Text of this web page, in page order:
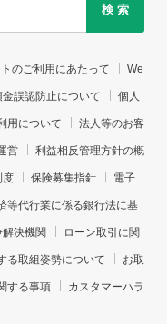
検 索
のご利用にあたって We
誤認防止について 個人
用について 法人等のお客
営 利益相反管理方針の概
度 保険募集指針 電子
等代行業に係る銀行法に基
解決機関 ローン取引に関
る取組姿勢について お取
する事項 カスタマーハラ